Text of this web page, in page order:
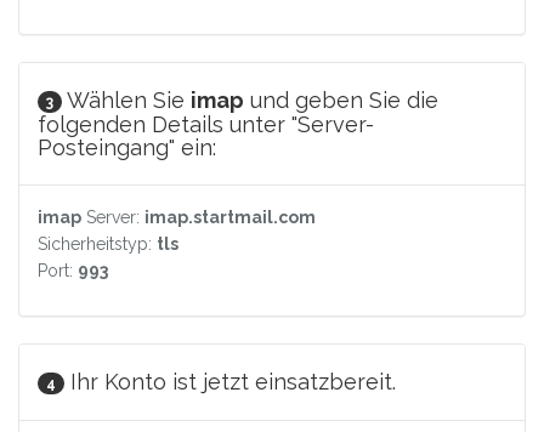
3 Wählen Sie imap und geben Sie die
folgenden Details unter "Server-
Posteingang" ein:
imap Server: imap.startmail.com
Sicherheitstyp: tls
Port: 993
4 Ihr Konto ist jetzt einsatzbereit.